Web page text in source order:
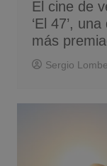
El cine de
‘El 47’,
más
Sergio